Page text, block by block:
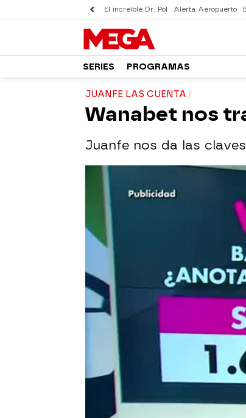
El increíble Dr. Pol Alerta Aeropuerto
SERIES PROGRAMAS
JUANFE LAS CUENTA
Wanabet nos
Juanfe nos da las
mega
Madrid
Publicado: